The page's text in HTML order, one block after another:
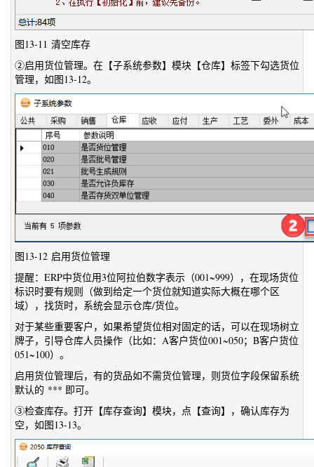
图13-11 清空库存
②启用货位管理。在【子系统参数】模块【仓库】标签下勾选货位
管理，如图13-12。
图13-12 启用货位管理
提醒：ERP中货位用3位阿拉伯数字表示（001~999），在现场货位
标识时要有规则（做到给定一个货位就知道实际大概在哪个区
域），找货时，系统会显示仓库/货位。
对于某些重要客户，如果希望货位相对固定的话，可以在现场树立
牌子，引导仓库人员操作（比如：A客户货位001~050；B客户货位
051~100）。
启用货位管理后，有的货品如不需货位管理，则货位字段保留系统
默认的 *** 即可。
③检查库存。打开【库存查询】模块，点【查询】，确认库存为
空，如图13-13。